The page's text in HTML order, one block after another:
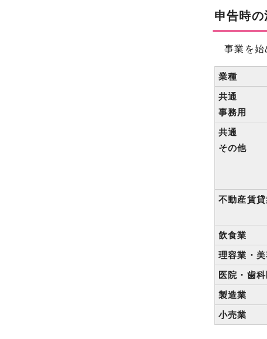
申告時の
事業を始
業種
共通
事務用
共通
その他
不動産賃貸
飲食業
理容業・
医院・歯
製造業
小売業